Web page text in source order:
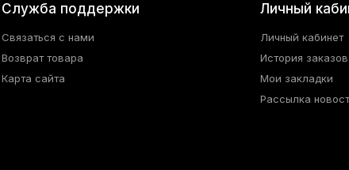
Служба поддержки
Связаться с нами
Возврат товара
Карта сайта
Личный
Личный кабинет
История заказов
Мои закладки
Рассылка